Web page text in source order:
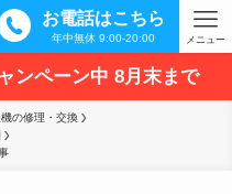
お電話はこちら
年中無休 9:00-20:00 メニュー
ンペーン中 8月末まで
の修理・交換